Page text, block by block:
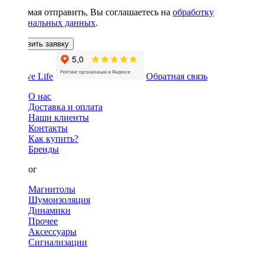
Нажимая отправить, Вы соглашаетесь на обработку
персональных данных.
Оставить заявку
Обратная связь
О нас
Доставка и оплата
Наши клиенты
Контакты
Как купить?
Бренды
Каталог
Магнитолы
Шумоизоляция
Динамики
Прочее
Аксессуары
Сигнализации